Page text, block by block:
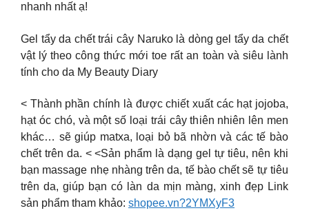
nhanh nhất ạ!
Gel tẩy da chết trái cây Naruko là dòng gel tẩy da chết
vật lý theo công thức mới toe rất an toàn và siêu lành
tính cho da My Beauty Diary
< Thành phần chính là được chiết xuất các hạt jojoba,
hạt óc chó, và một số loại trái cây thiên nhiên lên men
khác… sẽ giúp matxa, loại bỏ bã nhờn và các tế bào
chết trên da. < <Sản phẩm là dạng gel tự tiêu, nên khi
bạn massage nhẹ nhàng trên da, tế bào chết sẽ tự tiêu
trên da, giúp bạn có làn da mịn màng, xinh đẹp Link
sản phẩm tham khảo: shopee.vn?2YMXyF3